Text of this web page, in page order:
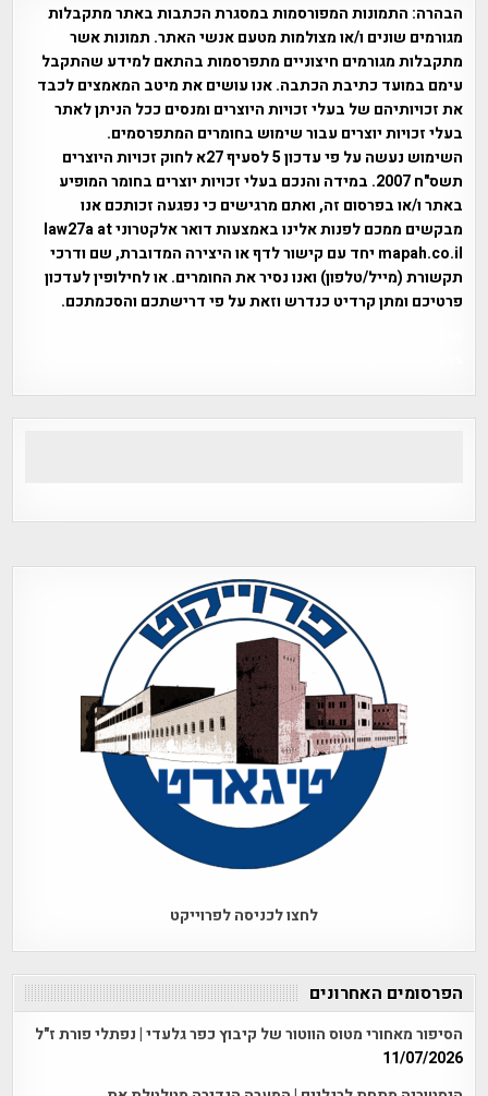
הבהרה: התמונות המפורסמות במסגרת הכתבות באתר מתקבלות
מגורמים שונים ו/או מצולמות מטעם אנשי האתר. תמונות אשר
מתקבלות מגורמים חיצוניים מתפרסמות בהתאם למידע שהתקבל
עימם במועד כתיבת הכתבה. אנו עושים את מיטב המאמצים לכבד
את זכויותיהם של בעלי זכויות היוצרים ומנסים ככל הניתן לאתר
בעלי זכויות יוצרים עבור שימוש בחומרים המתפרסמים.
השימוש נעשה על פי עדכון 5 לסעיף 27א לחוק זכויות היוצרים
תשס"ח 2007. במידה והנכם בעלי זכויות יוצרים בחומר המופיע
באתר ו/או בפרסום זה, ואתם מרגישים כי נפגעה זכותכם אנו
מבקשים ממכם לפנות אלינו באמצעות דואר אלקטרוני law27a at
mapah.co.il יחד עם קישור לדף או היצירה המדוברת, שם ודרכי
תקשורת (מייל/טלפון) ואנו נסיר את החומרים. או לחילופין לעדכון
פרטיכם ומתן קרדיט כנדרש וזאת על פי דרישתכם והסכמתכם.
לחצו לכניסה לפרוייקט
הפרסומים האחרונים
הסיפור מאחורי מטוס הווטור של קיבוץ כפר גלעדי | נפתלי פורת ז"ל
11/07/2026